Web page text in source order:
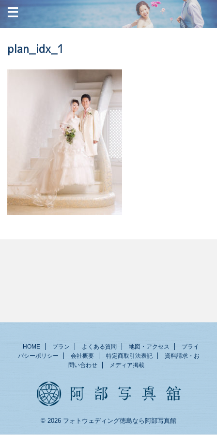
plan_idx_1
HOME プラン よくある質問 地図・アクセス
プライ
バシーポリシー
会社概要 特定商取引法表記
資料請求・お
問い合わせ
メディア掲載
© 2026 フォトウェディング徳島なら阿部写真館